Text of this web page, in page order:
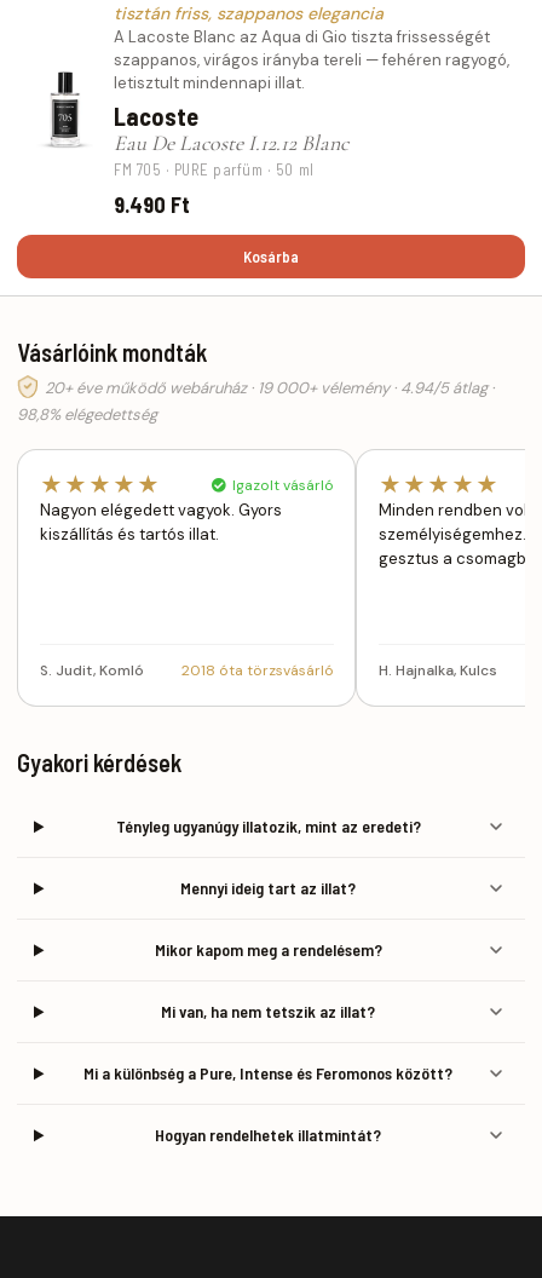
tisztán friss, szappanos elegancia
A Lacoste Blanc az Aqua di Gio tiszta frissességét
szappanos, virágos irányba tereli — fehéren ragyogó,
letisztult mindennapi illat.
Lacoste
Eau De Lacoste I.12.12 Blanc
FM 705 · PURE parfüm · 50 ml
9.490 Ft
Kosárba
Vásárlóink mondták
20+ éve működő webáruház · 19 000+ vélemény · 4.94/5 átlag ·
98,8% elégedettség
★★★★★ Igazolt vásárló
Nagyon elégedett vagyok. Gyors
kiszállítás és tartós illat.
S. Judit, Komló 2018 óta törzsvásárló
★★★★★
Minden rendben
gesztus a
H. Hajnalka, Kulcs
Gyakori kérdések
Tényleg ugyanúgy illatozik, mint az eredeti?
Mennyi ideig tart az illat?
Mikor kapom meg a rendelésem?
Mi van, ha nem tetszik az illat?
Mi a különbség a Pure, Intense és Feromonos között?
Hogyan rendelhetek illatmintát?